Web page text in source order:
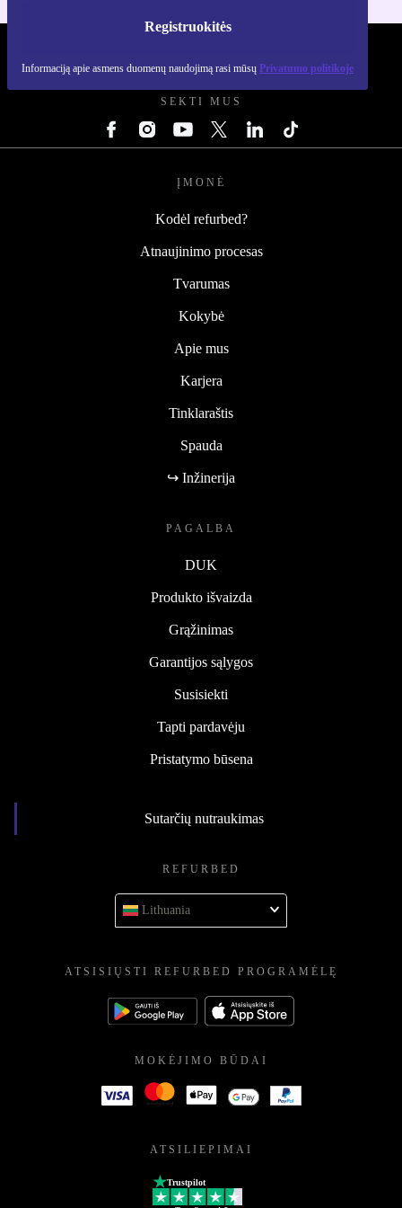
Registruokitės
Informaciją apie asmens duomenų naudojimą rasi mūsų Privatumo politikoje
SEKTI MUS
ĮMONĖ
Kodėl refurbed?
Atnaujinimo procesas
Tvarumas
Kokybė
Apie mus
Karjera
Tinklaraštis
Spauda
↪ Inžinerija
PAGALBA
DUK
Produkto išvaizda
Grąžinimas
Garantijos sąlygos
Susisiekti
Tapti pardavėju
Pristatymo būsena
Sutarčių nutraukimas
REFURBED
Lithuania
ATSISIŲSTI REFURBED PROGRAMĖLĘ
MOKĖJIMO BŪDAI
ATSILIEPIMAI
Trustpilot